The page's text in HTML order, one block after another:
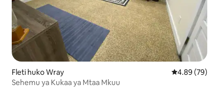
Fleti huko Wray Ukadiriaji wa
4.89 (79)
Sehemu ya Kukaa ya Mtaa Mkuu